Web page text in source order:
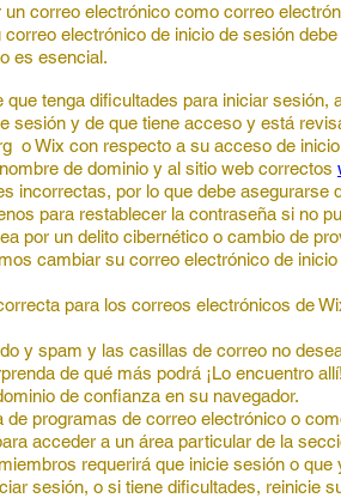
correo electrónico como correo
electrónico de inicio de sesión
es esencial.
que tenga dificultades para iniciar sesión,
sesión y de que tiene acceso y está
o Wix con respecto a su acceso de
de dominio y al sitio web correctos
incorrectas, por lo que debe asegurarse
para restablecer la contraseña si no
por un delito cibernético o cambio de
cambiar su correo electrónico de
para los correos electrónicos de
y spam y las casillas de correo no
de qué más podrá ¡Lo encuentro allí!
de confianza en su navegador.
programas de correo electrónico o
acceder a un área particular de la
requerirá que inicie sesión o
sesión, o si tiene dificultades, reinicie